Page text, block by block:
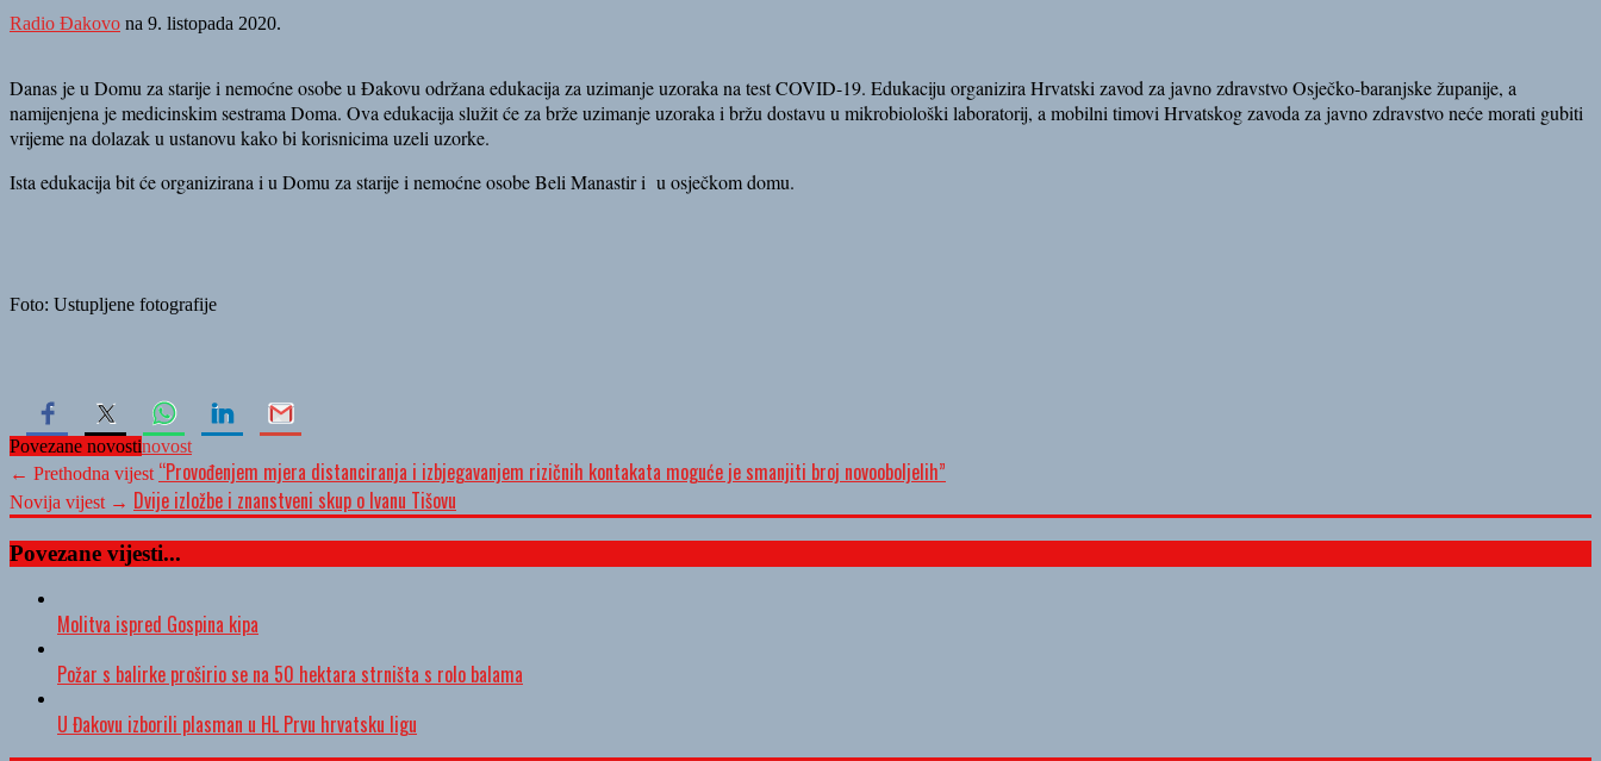
Radio Đakovo na 9. listopada 2020.
Danas je u Domu za starije i nemoćne osobe u Đakovu održana edukacija za uzimanje uzoraka na test COVID-19. Edukaciju organizira Hrvatski zavod za javno zdravstvoOsječko-baranjske županije, a
namijenjena je medicinskim sestrama Doma. Ova edukacija služit će za brže uzimanje uzoraka i bržu dostavu u mikrobiološki laboratorij, a mobilni timovi Hrvatskog zavoda za javno zdravstvoneće morati gubiti
vrijeme na dolazak u ustanovu kako bi korisnicima uzeli uzorke.
Ista edukacija bit će organizirana i u Domu za starije i nemoćne osobe Beli Manastir i u osječkom domu.
Foto: Ustupljene fotografije
Povezane novostinovost
← Prethodna vijest “Provođenjem mjera distanciranja i izbjegavanjem rizičnih kontakata moguće je smanjiti broj novooboljelih”
Novija vijest → Dvije izložbe i znanstveni skup o Ivanu Tišovu
Povezane vijesti...
Molitva ispred Gospina kipa
Požar s balirke proširio se na 50 hektara strništa s rolo balama
U Đakovu izborili plasman u HL Prvu hrvatsku ligu